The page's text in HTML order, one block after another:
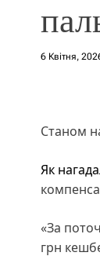
6 Квітня,
Станом
Як
«За
грн